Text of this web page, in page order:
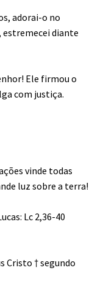
adorai-o no
diante
Ele firmou o
com justiça.
vinde todas
luz sobre a terra!
Lc 2,36-40
Cristo † segundo